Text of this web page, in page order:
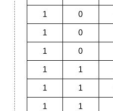
1 0
1 0
1 0
1 1
1 1
1 1